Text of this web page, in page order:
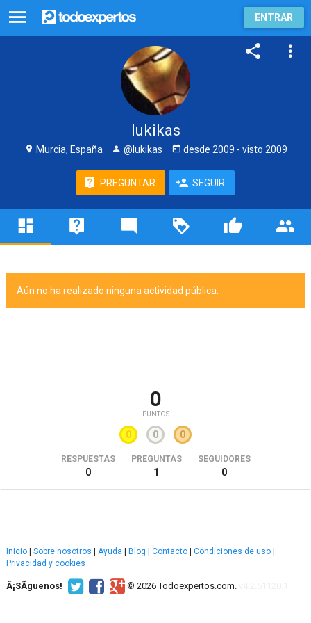
ENTRAR
lukikas
Murcia, España @lukikas desde 2009 - visto 2009
PREGUNTAR SEGUIR
Aún no ha realizado ninguna actividad pública.
0
PUNTOS
0 0 0
RESPUESTAS
0
PREGUNTAS
1
SEGUIDORES
0
Inicio Sobre nosotros Ayuda Blog Contacto Condiciones de uso
Privacidad y cookies
Â¡SÃ­guenos! © 2026 Todoexpertos.com.